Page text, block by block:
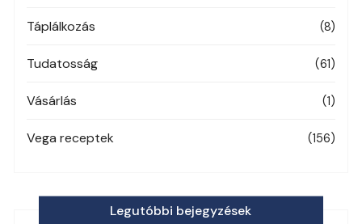
Táplálkozás (8)
Tudatosság (61)
Vásárlás (1)
Vega receptek (156)
Legutóbbi bejegyzések